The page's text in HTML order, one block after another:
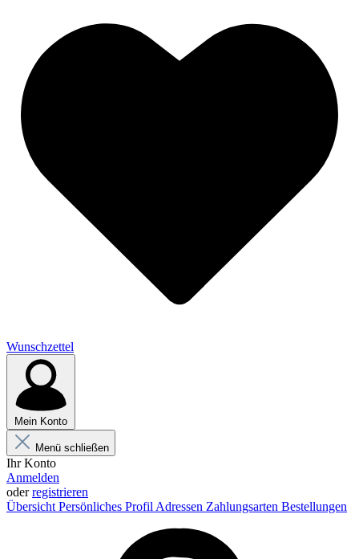
Wunschzettel
Mein Konto
Menü schließen
Ihr Konto
Anmelden
oderregistrieren
Übersicht Persönliches Profil Adressen Zahlungsarten Bestellungen